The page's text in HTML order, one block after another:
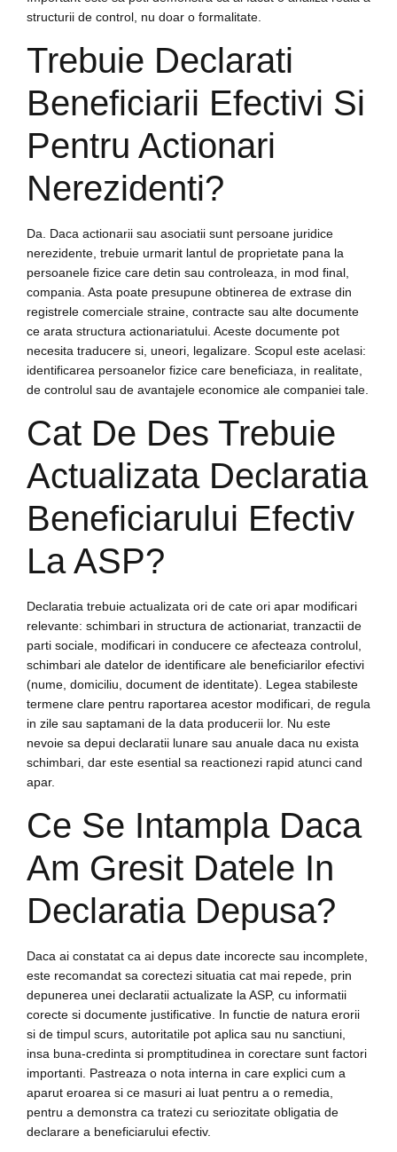
structurii de control, nu doar o formalitate.
Trebuie Declarati
Beneficiarii Efectivi Si
Pentru Actionari
Nerezidenti?
Da. Daca actionarii sau asociatii sunt persoane juridice
nerezidente, trebuie urmarit lantul de proprietate pana la
persoanele fizice care detin sau controleaza, in mod final,
compania. Asta poate presupune obtinerea de extrase din
registrele comerciale straine, contracte sau alte documente
ce arata structura actionariatului. Aceste documente pot
necesita traducere si, uneori, legalizare. Scopul este acelasi:
identificarea persoanelor fizice care beneficiaza, in realitate,
de controlul sau de avantajele economice ale companiei tale.
Cat De Des Trebuie
Actualizata Declaratia
Beneficiarului Efectiv
La ASP?
Declaratia trebuie actualizata ori de cate ori apar modificari
relevante: schimbari in structura de actionariat, tranzactii de
parti sociale, modificari in conducere ce afecteaza controlul,
schimbari ale datelor de identificare ale beneficiarilor efectivi
(nume, domiciliu, document de identitate). Legea stabileste
termene clare pentru raportarea acestor modificari, de regula
in zile sau saptamani de la data producerii lor. Nu este
nevoie sa depui declaratii lunare sau anuale daca nu exista
schimbari, dar este esential sa reactionezi rapid atunci cand
apar.
Ce Se Intampla Daca
Am Gresit Datele In
Declaratia Depusa?
Daca ai constatat ca ai depus date incorecte sau incomplete,
este recomandat sa corectezi situatia cat mai repede, prin
depunerea unei declaratii actualizate la ASP, cu informatii
corecte si documente justificative. In functie de natura erorii
si de timpul scurs, autoritatile pot aplica sau nu sanctiuni,
insa buna-credinta si promptitudinea in corectare sunt factori
importanti. Pastreaza o nota interna in care explici cum a
aparut eroarea si ce masuri ai luat pentru a o remedia,
pentru a demonstra ca tratezi cu seriozitate obligatia de
declarare a beneficiarului efectiv.